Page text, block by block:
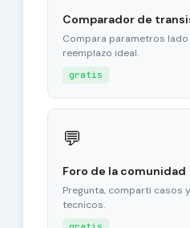
Comparador de
Compara parametros
reemplazo ideal.
gratis
💬
Foro de la comunidad
Pregunta, comparti casos
tecnicos.